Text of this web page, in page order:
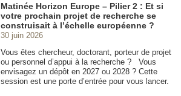
Matinée Horizon Europe – Pilier 2 : Et si
votre prochain projet de recherche se
construisait à l’échelle européenne ?
30 juin 2026
Vous êtes chercheur, doctorant, porteur de projet
ou personnel d’appui à la recherche ? Vous
envisagez un dépôt en 2027 ou 2028 ? Cette
session est une porte d’entrée pour vous lancer.